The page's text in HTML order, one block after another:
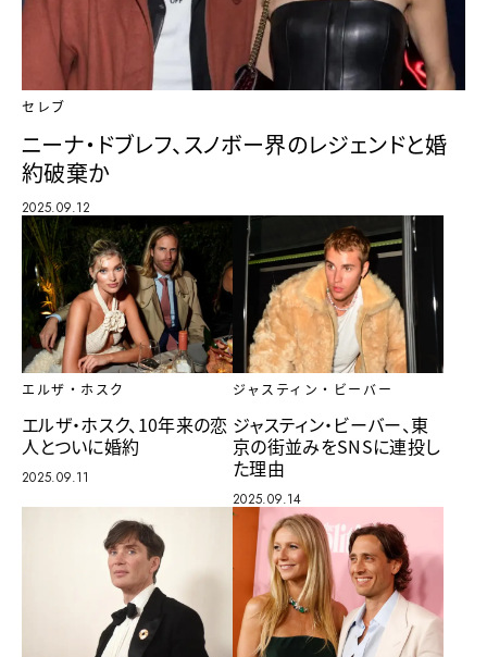
セレブ
ニーナ・ドブレフ、スノボー界のレジェンドと婚
約破棄か
2025.09.12
エルザ・ホスク
エルザ・ホスク、10年来の恋
人とついに婚約
2025.09.11
ジャスティン・ビーバー
ジャスティン・ビーバー、東
京の街並みをSNSに連投し
た理由
2025.09.14